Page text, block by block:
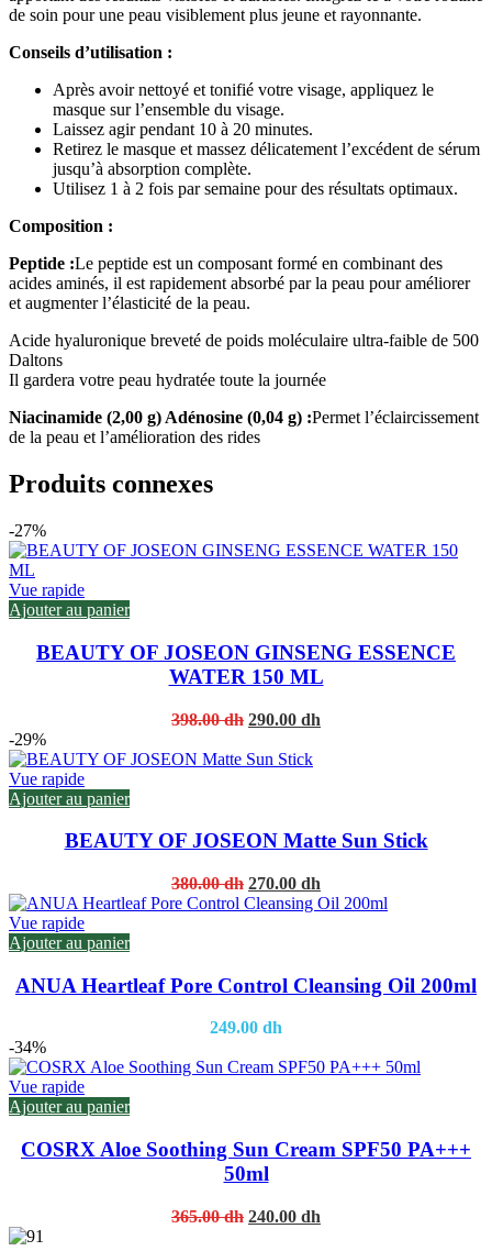
de soin pour une peau visiblement plus jeune et rayonnante.
Conseils d’utilisation :
Après avoir nettoyé et tonifié votre visage, appliquez le
masque sur l’ensemble du visage.
Laissez agir pendant 10 à 20 minutes.
Retirez le masque et massez délicatement l’excédent de sérum
jusqu’à absorption complète.
Utilisez 1 à 2 fois par semaine pour des résultats optimaux.
Composition :
Peptide :Le peptide est un composant formé en combinant des
acides aminés, il est rapidement absorbé par la peau pour améliorer
et augmenter l’élasticité de la peau.
Acide hyaluronique breveté de poids moléculaire ultra-faible de 500
Daltons
Il gardera votre peau hydratée toute la journée
Niacinamide (2,00 g) Adénosine (0,04 g) :Permet l’éclaircissement
de la peau et l’amélioration des rides
Produits connexes
-27%
Vue rapide
Ajouter au panier
BEAUTY OF JOSEON GINSENG ESSENCE
WATER 150 ML
398.00dh Original
was:
290.00 dh
-29%
Vue rapide
Ajouter au panier
BEAUTY OF JOSEON Matte Sun Stick
380.00dh Original
price
270.00 dh
price
Vue rapide
Ajouter au panier
ANUA Heartleaf Pore Control Cleansing Oil 200ml
249.00 dh
-34%
Vue rapide
Ajouter au panier
COSRX Aloe Soothing Sun Cream SPF50 PA+++
50ml
365.00dh Original
240.00 dh